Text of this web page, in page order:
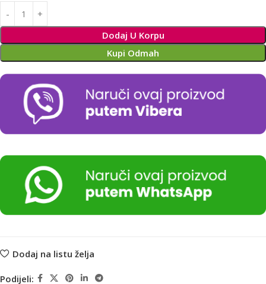
Dodaj U Korpu
Kupi Odmah
Alternative:
Dodaj na listu želja
Podijeli: